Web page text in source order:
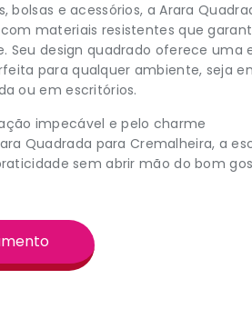
bolsas e acessórios, a Arara
materiais resistentes que
Seu design quadrado oferece uma
para qualquer ambiente, seja
ou em escritórios.
impecável e pelo charme
Quadrada para Cremalheira, a
sem abrir mão do bom